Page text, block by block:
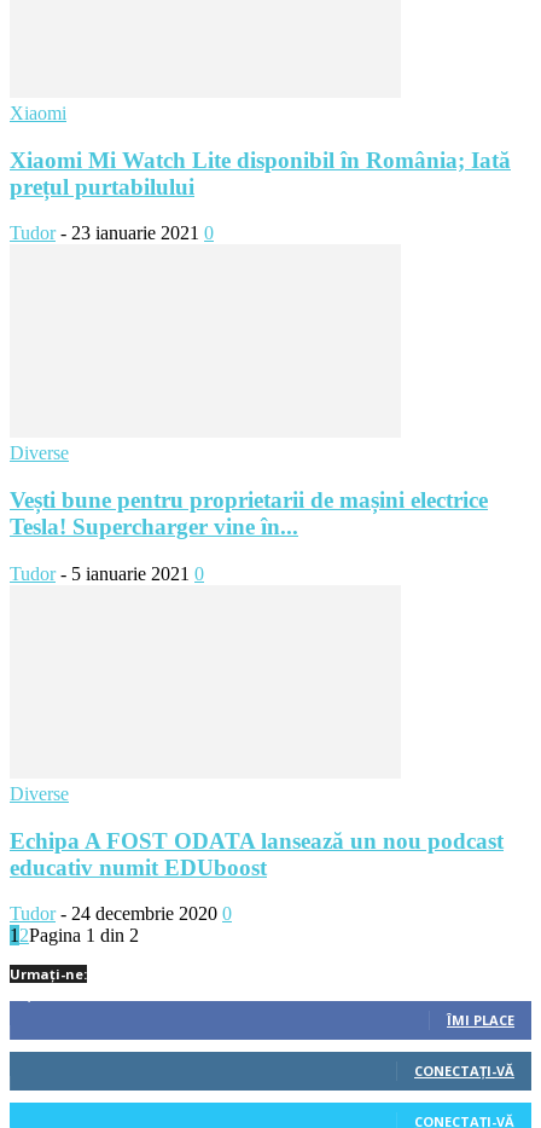
Xiaomi
Xiaomi Mi Watch Lite disponibil în România; Iată
prețul purtabilului
Tudor - 23 ianuarie 2021 0
Diverse
Vești bune pentru proprietarii de mașini electrice
Tesla! Supercharger vine în...
Tudor - 5 ianuarie 2021 0
Diverse
Echipa A FOST ODATA lansează un nou podcast
educativ numit EDUboost
Tudor - 24 decembrie 2020 0
1 2Pagina 1 din 2
Urmați-ne:
ÎMI PLACE
522 Cititori
CONECTAȚI-VĂ
45 Cititori
CONECTAȚI-VĂ